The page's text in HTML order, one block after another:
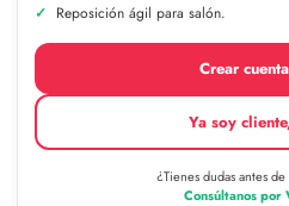
Reposición ágil para salón.
Crear
Ya soy
¿Tienes dudas antes
Consúltanos por